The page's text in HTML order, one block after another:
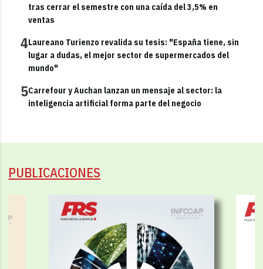
tras cerrar el semestre con una caída del 3,5% en
ventas
4Laureano Turienzo revalida su tesis: "España tiene, sin
lugar a dudas, el mejor sector de supermercados del
mundo"
5Carrefour y Auchan lanzan un mensaje al sector: la
inteligencia artificial forma parte del negocio
PUBLICACIONES